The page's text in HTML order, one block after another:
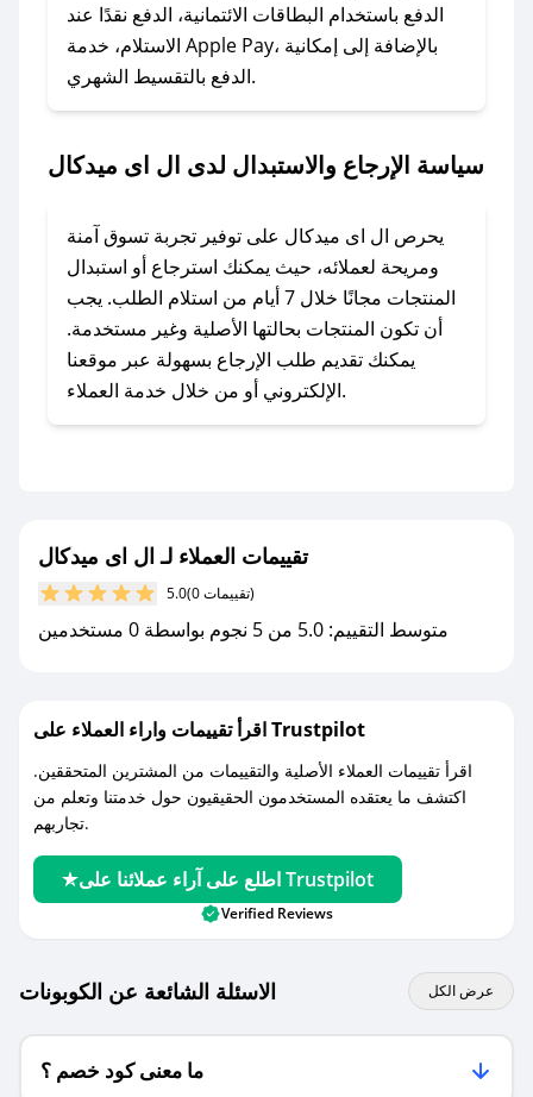
وسنقوم بحل المشكلة في أسرع وقت ممكن.
### ماذا أفعل إذا لم أجد كود خصم لمتجري
المفضل؟
مراسلتنا مباشرة وسنعمل على توفير الكوبونات في
### كيف تحصل على كوبونات خصم حصرية من ال
اى ميدكال؟
للحصول على كوبونات وخصومات حصرية، قم بما
يلي:
- اضغط على أيقونة متابعة لمتجر ال اى ميدكال في
جديد.
مع صحصح، تسوق بذكاء ووفّر على كل مشترياتك مع
كوبونات خصم حصرية من ال اى ميدكال!
الدفع باستخدام البطاقات الائتمانية، الدفع نقدًا عند
الاستلام، خدمة Apple Pay، بالإضافة إلى إمكانية
الدفع بالتقسيط الشهري.
سياسة الإرجاع والاستبدال لدى ال اى ميدكال
يحرص ال اى ميدكال على توفير تجربة تسوق آمنة
ومريحة لعملائه، حيث يمكنك استرجاع أو استبدال
المنتجات مجانًا خلال 7 أيام من استلام الطلب. يجب
أن تكون المنتجات بحالتها الأصلية وغير مستخدمة.
يمكنك تقديم طلب الإرجاع بسهولة عبر موقعنا
الإلكتروني أو من خلال خدمة العملاء.
تقييمات العملاء لـ ال اى ميدكال
5.0 (0 تقييمات)
متوسط التقييم: 5.0 من 5 نجوم بواسطة 0 مستخدمين
اقرأ تقييمات واراء العملاء على Trustpilot
اقرأ تقييمات العملاء الأصلية والتقييمات من المشترين المتحققين.
اكتشف ما يعتقده المستخدمون الحقيقيون حول خدمتنا وتعلم من
تجاربهم.
اطلع على آراء عملائنا على Trustpilot
Verified Reviews
الاسئلة الشائعة عن الكوبونات عرض الكل
ما معنى كود خصم ؟